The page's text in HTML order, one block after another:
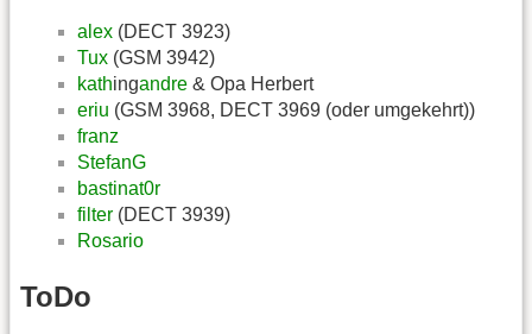
alex (DECT 3923)
Tux (GSM 3942)
kathingandre & Opa Herbert
eriu (GSM 3968, DECT 3969 (oder umgekehrt))
franz
StefanG
bastinat0r
filter (DECT 3939)
Rosario
ToDo